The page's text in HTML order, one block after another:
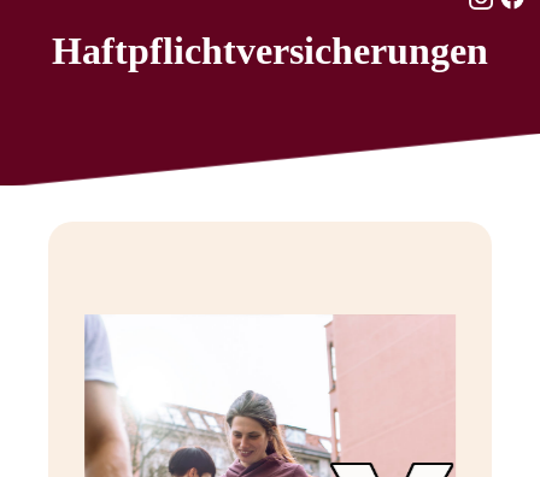
Haftpflichtversicherungen